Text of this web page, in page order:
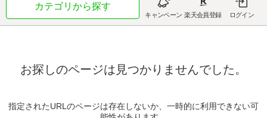
カテゴリから探す
キャンペーン 楽天会員登録 ログイン
お探しのページは見つかりませんでした。
指定されたURLのページは存在しないか、一時的に利用できない可